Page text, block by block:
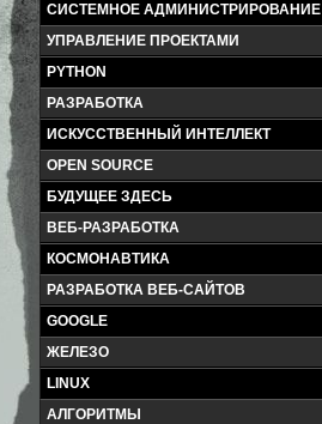
СИСТЕМНОЕ АДМИНИСТРИРОВАНИЕ
УПРАВЛЕНИЕ ПРОЕКТАМИ
PYTHON
РАЗРАБОТКА
ИСКУССТВЕННЫЙ ИНТЕЛЛЕКТ
OPEN SOURCE
БУДУЩЕЕ ЗДЕСЬ
ВЕБ-РАЗРАБОТКА
КОСМОНАВТИКА
РАЗРАБОТКА ВЕБ-САЙТОВ
GOOGLE
ЖЕЛЕЗО
LINUX
АЛГОРИТМЫ